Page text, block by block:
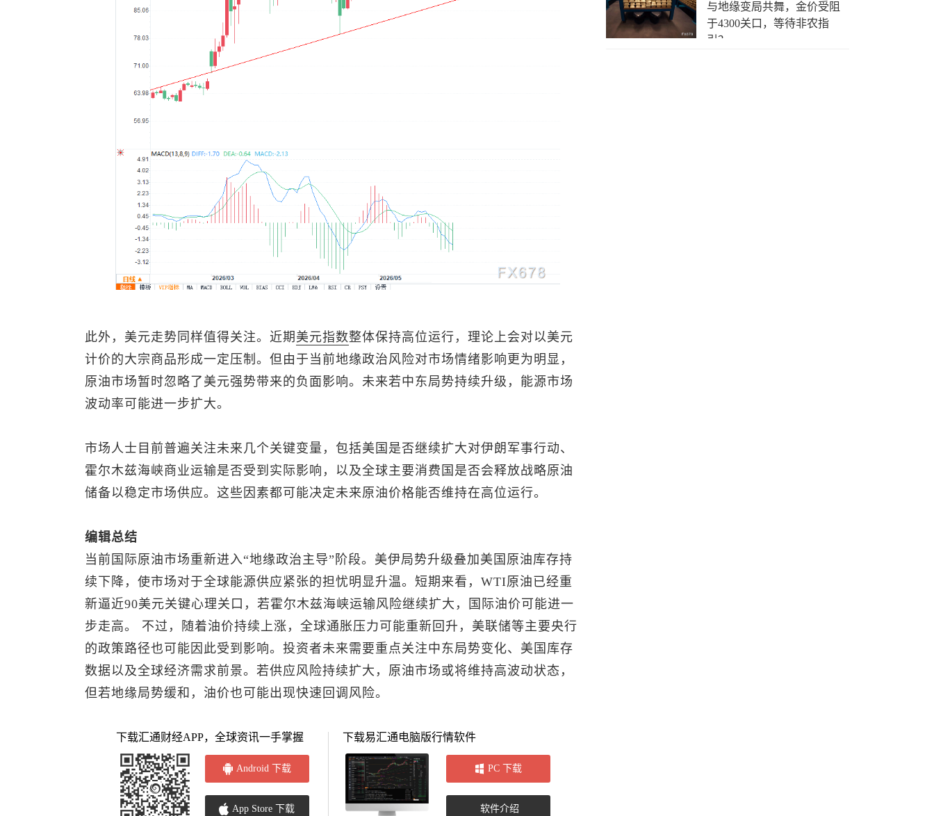
此外，美元走势同样值得关注。近期 美元指数整体保持高位运行，理论上会对以美元
计价的大宗商品形成一定压制。但由于当前地缘政治风险对市场情绪影响更为明显，
原油市场暂时忽略了美元强势带来的负面影响。未来若中东局势持续升级，能源市场
波动率可能进一步扩大。
市场人士目前普遍关注未来几个关键变量，包括美国是否继续扩大对伊朗军事行动、
霍尔木兹海峡商业运输是否受到实际影响，以及全球主要消费国是否会释放战略原油
储备以稳定市场供应。这些因素都可能决定未来原油价格能否维持在高位运行。
编辑总结
当前国际原油市场重新进入“地缘政治主导”阶段。美伊局势升级叠加美国原油库存持
续下降，使市场对于全球能源供应紧张的担忧明显升温。短期来看，WTI原油已经重
新逼近90美元关键心理关口，若霍尔木兹海峡运输风险继续扩大，国际油价可能进一
步走高。 不过，随着油价持续上涨，全球通胀压力可能重新回升，美联储等主要央行
的政策路径也可能因此受到影响。投资者未来需要重点关注中东局势变化、美国库存
数据以及全球经济需求前景。若供应风险持续扩大，原油市场或将维持高波动状态，
但若地缘局势缓和，油价也可能出现快速回调风险。
下载汇通财经APP，全球资讯一手掌握
Android 下载
App Store 下载
下载易汇通电脑版行情软件
PC 下载
软件介绍
与地缘变局共舞，金价受阻
于4300关口，等待非农指
引？